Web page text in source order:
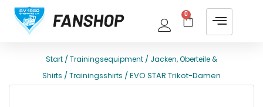
0
Start /Trainingsequipment / Jacken, Oberteile &
Shirts /Trainingsshirts / EVO STAR Trikot-Damen